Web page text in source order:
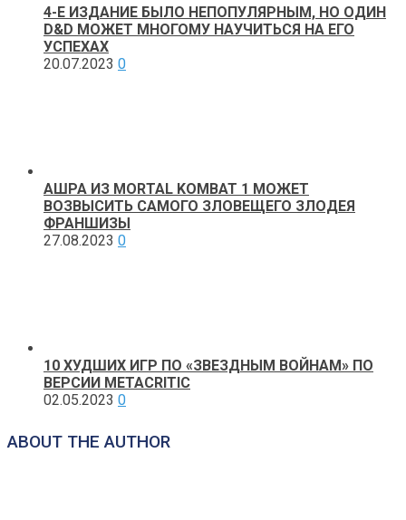
4-Е ИЗДАНИЕ БЫЛО НЕПОПУЛЯРНЫМ, НО ОДИН
D&D МОЖЕТ МНОГОМУ НАУЧИТЬСЯ НА ЕГО
УСПЕХАХ
20.07.2023 0
АШРА ИЗ MORTAL KOMBAT 1 МОЖЕТ
ВОЗВЫСИТЬ САМОГО ЗЛОВЕЩЕГО ЗЛОДЕЯ
ФРАНШИЗЫ
27.08.2023 0
10 ХУДШИХ ИГР ПО «ЗВЕЗДНЫМ ВОЙНАМ» ПО
ВЕРСИИ METACRITIC
02.05.2023 0
ABOUT THE AUTHOR